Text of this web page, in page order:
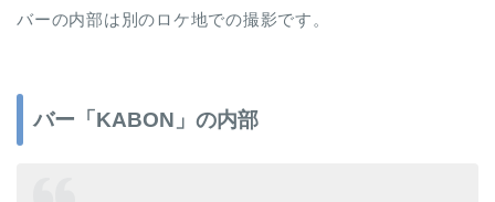
バーの内部は別のロケ地での撮影です。
バー「KABON」の内部